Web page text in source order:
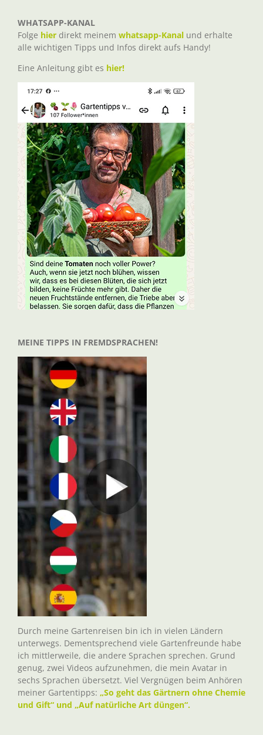
WHATSAPP-KANAL
Folge hier direkt meinem whatsapp-Kanal und erhalte
alle wichtigen Tipps und Infos direkt aufs Handy!
Eine Anleitung gibt es hier!
MEINE TIPPS IN FREMDSPRACHEN!
Durch meine Gartenreisen bin ich in vielen Ländern
unterwegs. Dementsprechend viele Gartenfreunde habe
ich mittlerweile, die andere Sprachen sprechen. Grund
genug, zwei Videos aufzunehmen, die mein Avatar in
sechs Sprachen übersetzt. Viel Vergnügen beim Anhören
meiner Gartentipps: „So geht das Gärtnern ohne Chemie
und Gift“ und „Auf natürliche Art düngen“.